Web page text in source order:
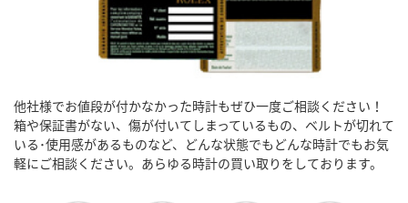
他社様でお値段が付かなかった時計もぜひ一度ご相談ください！
箱や保証書がない、傷が付いてしまっているもの、ベルトが切れて
いる･使用感があるものなど、どんな状態でもどんな時計でもお気
軽にご相談ください。あらゆる時計の買い取りをしております。